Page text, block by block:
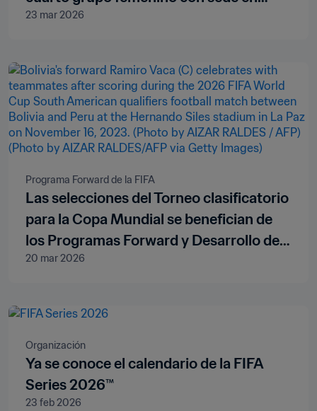
Kenia
23 mar 2026
Programa Forward de la FIFA
Las selecciones del Torneo clasificatorio
para la Copa Mundial se benefician de
los Programas Forward y Desarrollo del
Talento de la FIFA
20 mar 2026
Organización
Ya se conoce el calendario de la FIFA
Series 2026™
23 feb 2026